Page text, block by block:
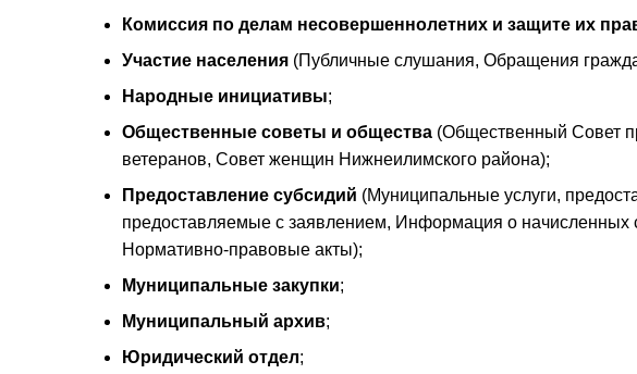
Комиссия по делам несовершеннолетних и защите их
Участие населения (Публичные слушания, Обращения
Народные инициативы;
Общественные советы и общества (Общественный Совет
ветеранов, Совет женщин Нижнеилимского района);
Предоставление субсидий (Муниципальные услуги,
предоставляемые с заявлением, Информация о начисленных
Нормативно-правовые акты);
Муниципальные закупки;
Муниципальный архив;
Юридический отдел;